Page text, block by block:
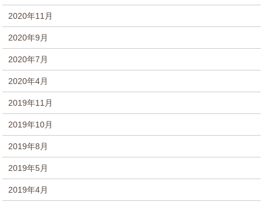
2020年11月
2020年9月
2020年7月
2020年4月
2019年11月
2019年10月
2019年8月
2019年5月
2019年4月